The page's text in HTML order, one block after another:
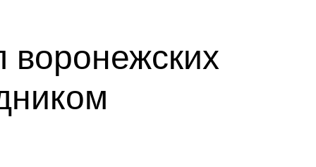
воронежских